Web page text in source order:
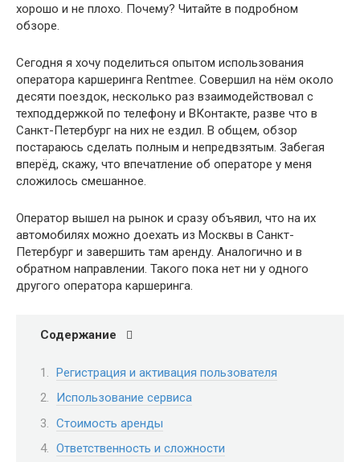
хорошо и не плохо. Почему? Читайте в подробном
обзоре.
Сегодня я хочу поделиться опытом использования
оператора каршеринга Rentmee. Совершил на нём около
десяти поездок, несколько раз взаимодействовал с
техподдержкой по телефону и ВКонтакте, разве что в
Санкт-Петербург на них не ездил. В общем, обзор
постараюсь сделать полным и непредвзятым. Забегая
вперёд, скажу, что впечатление об операторе у меня
сложилось смешанное.
Оператор вышел на рынок и сразу объявил, что на их
автомобилях можно доехать из Москвы в Санкт-
Петербург и завершить там аренду. Аналогично и в
обратном направлении. Такого пока нет ни у одного
другого оператора каршеринга.
Содержание
Регистрация и активация пользователя
Использование сервиса
Стоимость аренды
Ответственность и сложности